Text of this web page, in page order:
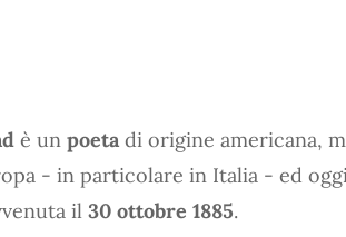
è un poeta di origine americana,
- in particolare in Italia - ed
il 30 ottobre 1885.